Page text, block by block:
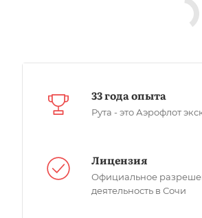
33 года опыта
Рута - это Аэрофлот
Лицензия
Официальное
деятельность в Сочи